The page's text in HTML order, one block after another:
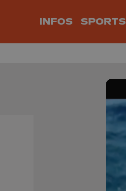
INFOS SPORTS